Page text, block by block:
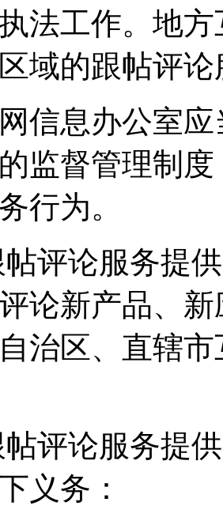
法工作。地
域的跟帖评
信息办公室
监督管理制
行为。
评论服务提
论新产品、
治区、直辖
评论服务提
义务：